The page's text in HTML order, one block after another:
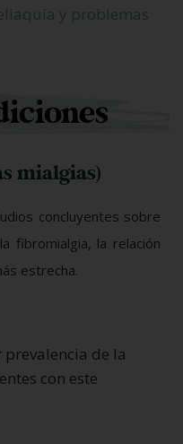
y problemas
mialgias)
concluyentes sobre
fibromialgia, la relación
estrecha.
de la
con este